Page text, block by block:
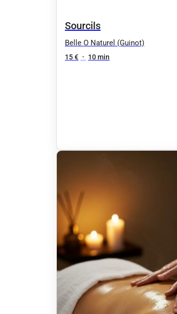
Sourcils
Belle O Naturel (Guinot)
15 € • 10 min